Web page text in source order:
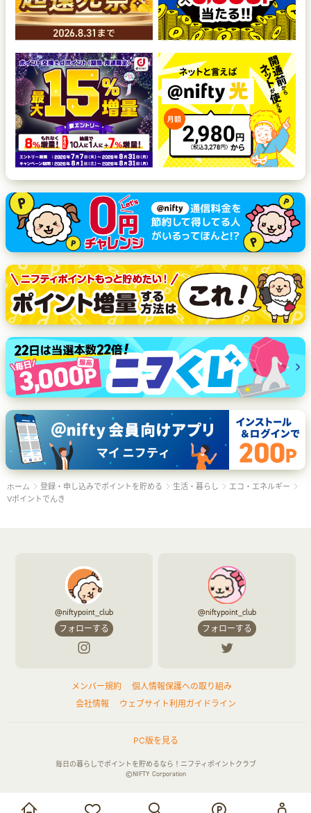
お買い物・サービス利用で貯める
ホーム 登録・申し込みでポイントを貯める 生活・暮らし
エコ・エネルギー
Vポイントでんき
@niftypoint_club
フォローする
@niftypoint_club
フォローする
メンバー規約
個人情報保護への取り組み
会社情報
ウェブサイト利用ガイドライン
PC版を見る
毎日の暮らしでポイントを貯めるなら！ニフティポイントクラブ
©NIFTY Corporation